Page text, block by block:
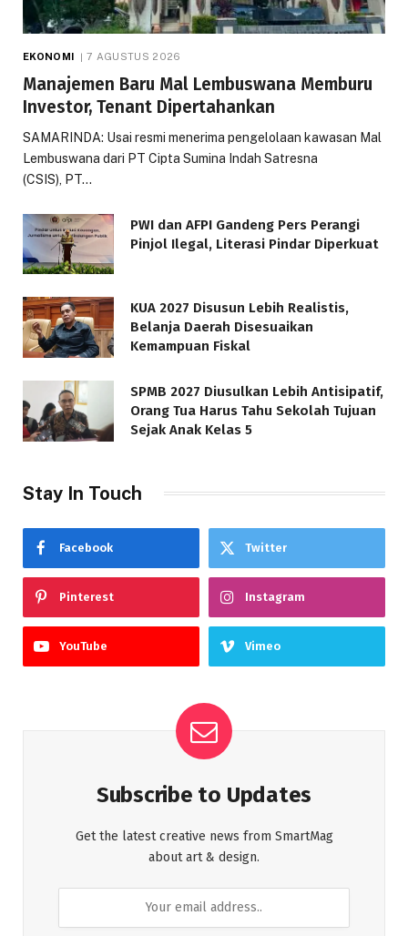
EKONOMI 7 AGUSTUS 2026
Manajemen Baru Mal Lembuswana Memburu
Investor, Tenant Dipertahankan
SAMARINDA: Usai resmi menerima pengelolaan kawasan Mal
Lembuswana dari PT Cipta Sumina Indah Satresna
(CSIS), PT…
PWI dan AFPI Gandeng Pers Perangi
Pinjol Ilegal, Literasi Pindar Diperkuat
KUA 2027 Disusun Lebih Realistis,
Belanja Daerah Disesuaikan
Kemampuan Fiskal
SPMB 2027 Diusulkan Lebih Antisipatif,
Orang Tua Harus Tahu Sekolah Tujuan
Sejak Anak Kelas 5
Stay In Touch
Facebook Twitter
Pinterest Instagram
YouTube Vimeo
Subscribe to Updates
Get the latest creative news from SmartMag
about art & design.